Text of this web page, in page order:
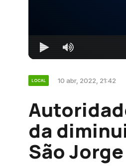
LOCAL 10 abr, 2022, 21:42
da
São